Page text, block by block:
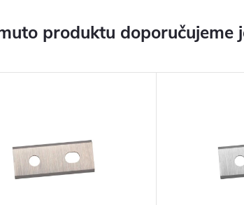
produktu doporučujeme